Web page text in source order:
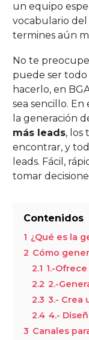
un equipo
vocabulario
termines aún
No te
puede ser
hacerlo, en
sea sencillo.
la generación
más leads, los
encontrar, y
leads. Fácil,
tomar
Contenidos
1 ¿Qué es la
2 Cómo
2.1 1.-
2.2 2.-
2.3 3.- Crea
2.4 4.-
3 Canales